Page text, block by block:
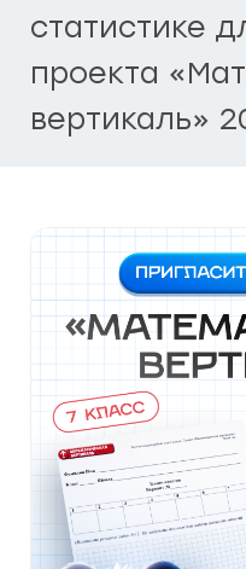
статистике
проекта
вертикаль»